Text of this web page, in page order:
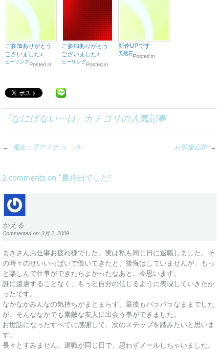
ご参加ありがとう
ございました♪
Posted in
ヒーリング
ご参加ありがとう
ございました♪
Posted in
ヒーリング
新作UPです
Posted in
天然石
「なにげない一日」カテゴリの人気記事
←: 魔女っ子アイテム -３- お部屋公開:→
2 comments on “最終日でした”
かえる
Commented on: 3月 2, 2009
まきさんお仕事お疲れ様でした。実は私も同じ日に退職しました。そ
の時々のせいいっぱいで働いてきたと、後悔はしていませんが、もっ
と楽しんで仕事ができたらよかったなあと、今思います。
誰に遠慮することなく、もっと自分の信じるように表現していきたか
ったです。
なかなかみんなの気持ちがまとまらず、最後もバラバラなままでした
が、そんななかでも素敵な友人に出会う事ができました。
お世話になったすべてに感謝して、次のステップを踏みたいと思いま
す。
長々とすみません。退職が同じ日で、思わずメールしちゃいました。